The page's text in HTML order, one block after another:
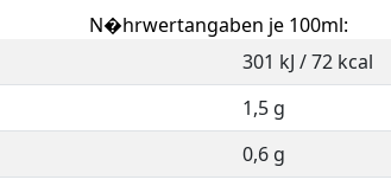
N�hrwertangaben je 100ml:
301 kJ / 72 kcal
1,5 g
0,6 g